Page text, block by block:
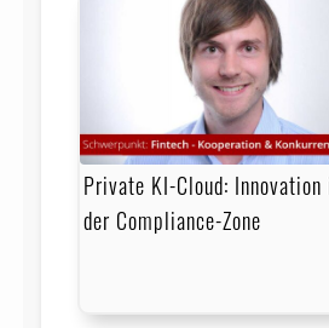
Private KI-Cloud: Innovation
der Compliance-Zone